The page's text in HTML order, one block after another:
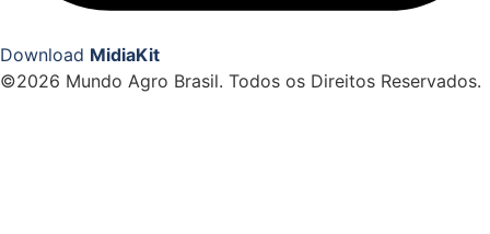
Download MidiaKit
©2026 Mundo Agro Brasil. Todos os Direitos Reservados.